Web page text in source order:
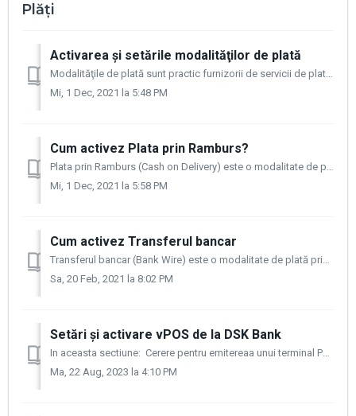
Plăți
Activarea și setările modalităţilor de plată
Modalităţile de plată sunt practic furnizorii de servicii de plată și reprezintă opțiunile și alternativele pe care le oferiți consumatorilor pentru a ef...
Mi, 1 Dec, 2021 la 5:48 PM
Cum activez Plata prin Ramburs?
Plata prin Ramburs (Cash on Delivery) este o modalitate de plată prin care plata se face în momentul livrării și nu în avans. Dacă produsele nu sunt plăti...
Mi, 1 Dec, 2021 la 5:58 PM
Cum activez Transferul bancar
Transferul bancar (Bank Wire) este o modalitate de plată prin care se efectuează un transfer/virament/ electronic de fonduri din contul clientului în cont...
Sa, 20 Feb, 2021 la 8:02 PM
Setări și activare vPOS de la DSK Bank
In aceasta sectiune: Cerere pentru emitereaa unui terminal POS virtual Setări Statusul plăților Dacă doriți ca clienții dvs. să poată plăti în ...
Ma, 22 Aug, 2023 la 4:10 PM